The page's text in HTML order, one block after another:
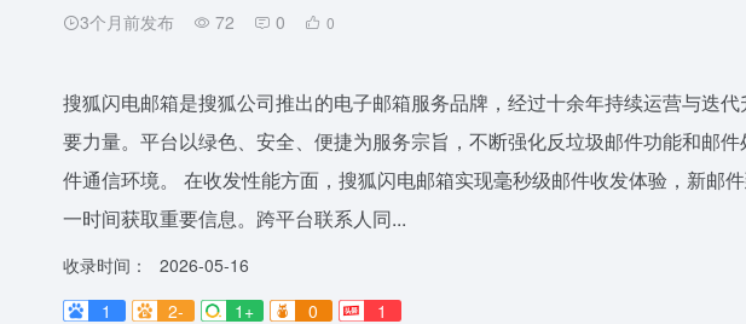
3个月前发布 72 0 0
搜狐闪电邮箱是搜狐公司推出的电子邮箱服务品牌，经过十余年持续运营与迭
要力量。平台以绿色、安全、便捷为服务宗旨，不断强化反垃圾邮件功能和邮
件通信环境。 在收发性能方面，搜狐闪电邮箱实现毫秒级邮件收发体验，新邮
一时间获取重要信息。跨平台联系人同...
收录时间：
2026-05-16
1
2- 1+ 0 1